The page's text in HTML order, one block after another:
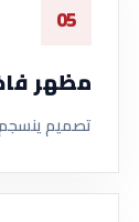
05
مظهر
تصميم